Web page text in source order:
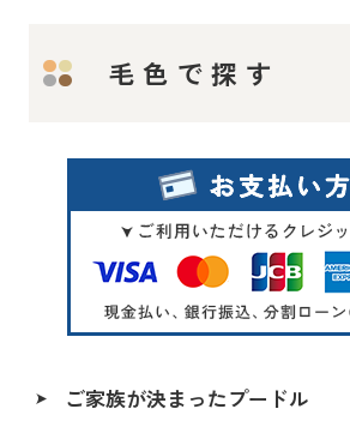
ティーカッププードル
ロイヤルティーカッププードル
マイクロティーカッププードル
トイプードル
毛色で探す
レッド・フォーン
シルバー
オレンジフォーン（アプリコット）
アプリコット
シャンパン
ご家族が決まったプードル